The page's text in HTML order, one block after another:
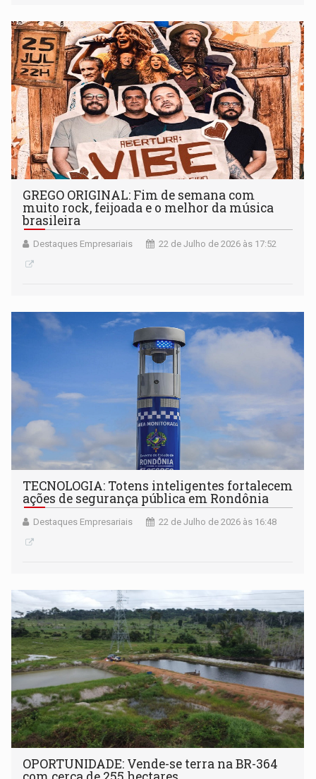
GREGO ORIGINAL: Fim de semana com
muito rock, feijoada e o melhor da música
brasileira
Destaques Empresariais 22 de Julho de 2026 às 17:52
TECNOLOGIA: Totens inteligentes fortalecem
ações de segurança pública em Rondônia
Destaques Empresariais 22 de Julho de 2026 às 16:48
OPORTUNIDADE: Vende-se terra na BR-364